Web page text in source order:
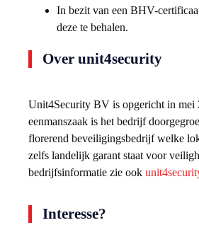
In bezit van een BHV-
deze te behalen.
Over unit4security
Unit4Security BV is opgericht in mei
eenmanszaak is het bedrijf
florerend beveiligingsbedrijf welke
zelfs landelijk garant staat voor
bedrijfsinformatie zie ook
Interesse?